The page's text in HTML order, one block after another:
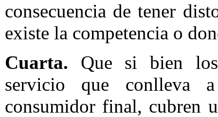
consecuencia de tener
existe la competencia o
Cuarta. Que si bien los
servicio que conlleva
consumidor final, cubren